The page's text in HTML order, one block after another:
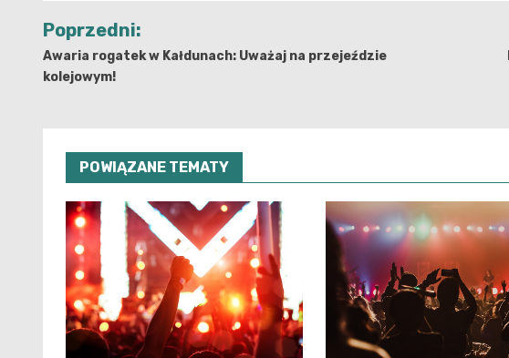
Nawigacja
wpisu
Poprzedni:
Awaria rogatek w Kałdunach: Uważaj na przejeździe
kolejowym!
POWIĄZANE TEMATY